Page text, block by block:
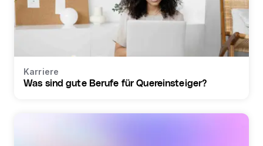
Karriere
Was sind gute Berufe für Quereinsteiger?